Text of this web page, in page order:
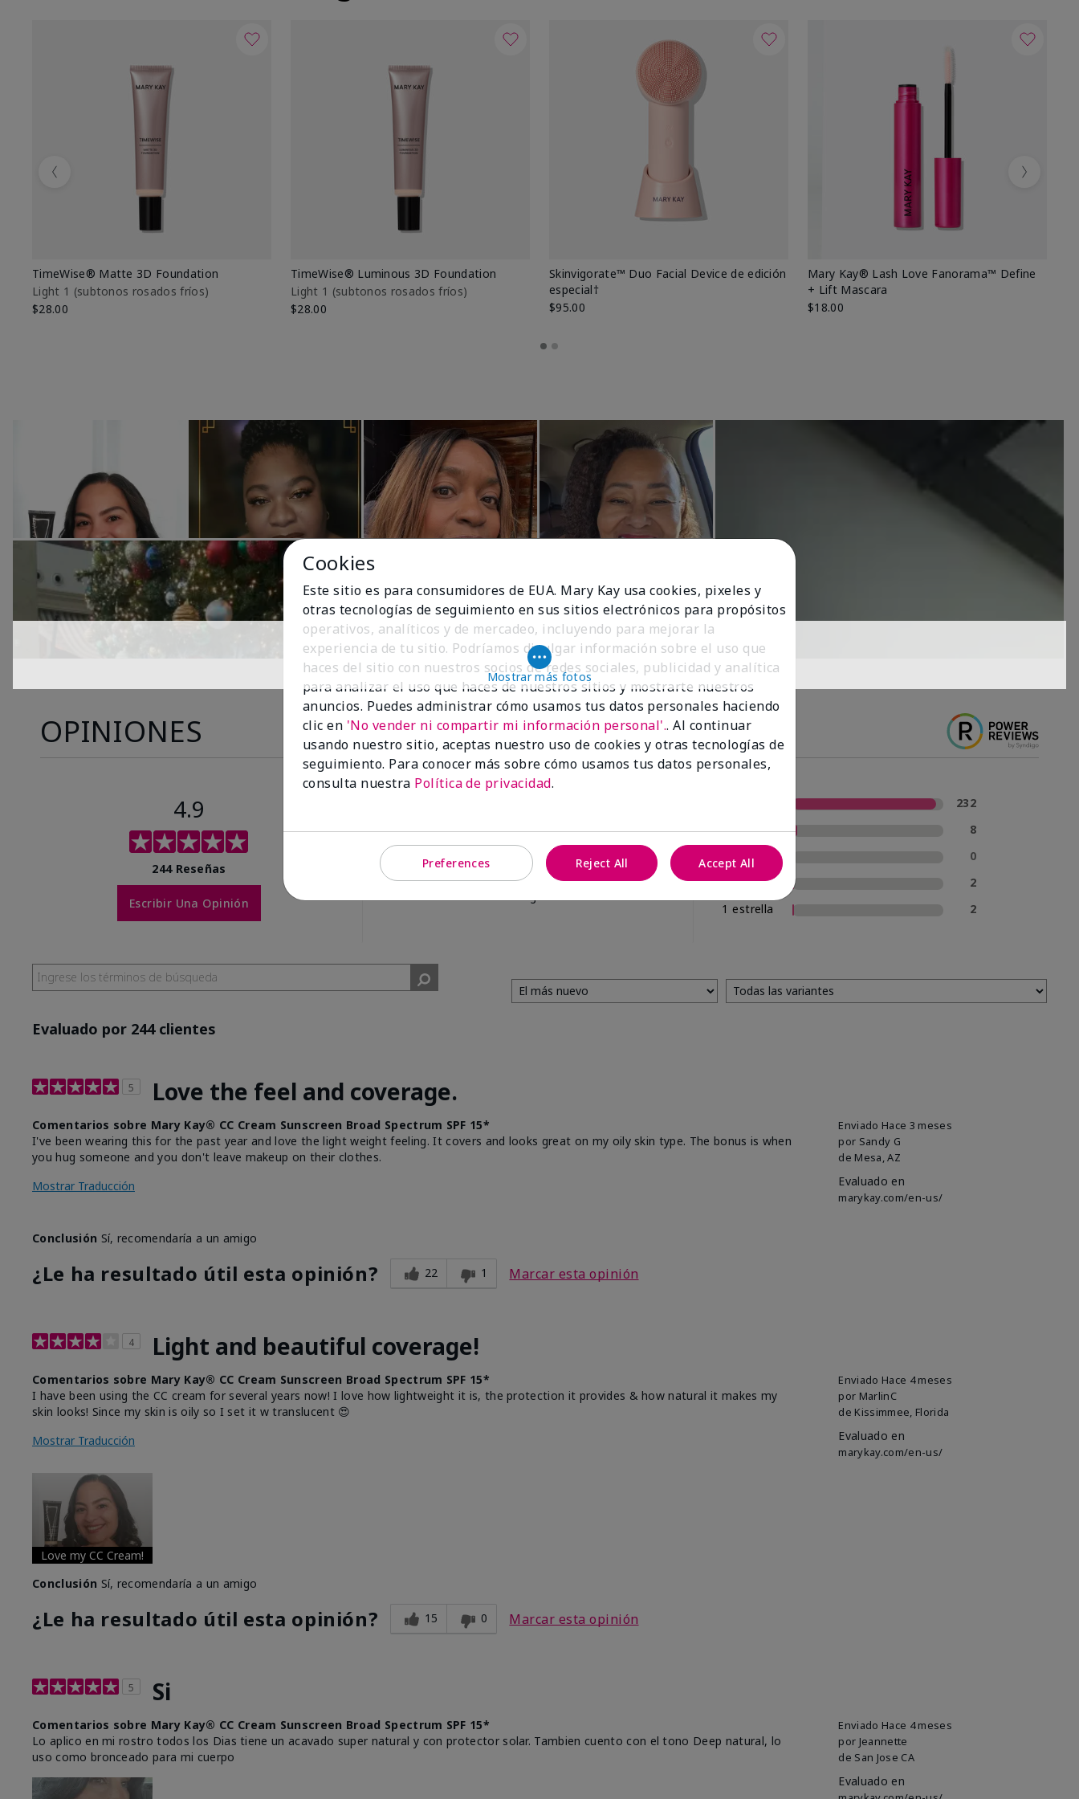
TimeWise® Matte 3D Foundation
Light 1​ (subtonos rosados fríos)
$28.00
TimeWise® Luminous 3D Foundation
Light 1​ (subtonos rosados fríos)
$28.00
Skinvigorate™ Duo Facial Device de edición
especial†
$95.00
Mary Kay® Lash Love Fanorama™ Define
+ Lift Mascara
$18.00
Previous Next
Mostrar más fotos
OPINIONES
4.9
244 Reseñas
Escribir Una Opinión
de los encuestados
recomendaría a un
232
4 estrellas
8
3 estrellas
0
2 estrellas
2
1 estrella
2
Evaluado por 244 clientes
5 Love the feel and coverage.
Enviado Hace 3 meses
por Sandy G
de Mesa, AZ
Evaluado en
marykay.com/en-us/
Comentarios sobre Mary Kay® CC Cream Sunscreen Broad Spectrum SPF 15*
I've been wearing this for the past year and love the light weight feeling. It covers and looks great on my oily skin type. The bonus is when
you hug someone and you don't leave makeup on their clothes.
Mostrar Traducción
Conclusión Sí, recomendaría a un amigo
¿Le ha resultado útil esta opinión? 22 1 Marcar esta opinión
4 Light and beautiful coverage!
Enviado Hace 4 meses
por MarlinC
de Kissimmee, Florida
Evaluado en
marykay.com/en-us/
Comentarios sobre Mary Kay® CC Cream Sunscreen Broad Spectrum SPF 15*
I have been using the CC cream for several years now! I love how lightweight it is, the protection it provides & how natural it makes my
skin looks! Since my skin is oily so I set it w translucent 😍
Mostrar Traducción
Love my CC Cream!
Conclusión Sí, recomendaría a un amigo
¿Le ha resultado útil esta opinión? 15 0 Marcar esta opinión
5 Si
Enviado Hace 4 meses
por Jeannette
de San Jose CA
Evaluado en
Comentarios sobre Mary Kay® CC Cream Sunscreen Broad Spectrum SPF 15*
Lo aplico en mi rostro todos los Dias tiene un acavado super natural y con protector solar. Tambien cuento con el tono Deep natural, lo
uso como bronceado para mi cuerpo
Cookies
Este sitio es para consumidores de EUA. Mary Kay usa cookies, pixeles y
otras tecnologías de seguimiento en sus sitios electrónicos para propósitos
operativos, analíticos y de mercadeo, incluyendo para mejorar la
experiencia de tu sitio. Podríamos divulgar información sobre el uso que
haces del sitio con nuestros socios de redes sociales, publicidad y analítica
para analizar el uso que haces de nuestros sitios y mostrarte nuestros
anuncios. Puedes administrar cómo usamos tus datos personales haciendo
clic en 'No vender ni compartir mi información personal'.. Al continuar
usando nuestro sitio, aceptas nuestro uso de cookies y otras tecnologías de
seguimiento. Para conocer más sobre cómo usamos tus datos personales,
consulta nuestra Política de privacidad.
Preferences Reject All Accept All